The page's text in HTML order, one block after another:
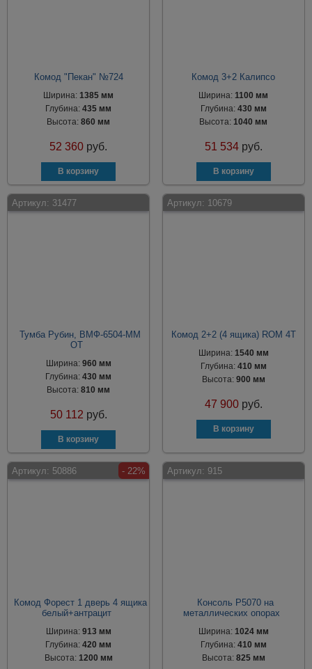
Комод "Пекан" №724
Ширина:1385 мм
Глубина:435 мм
Высота:860 мм
52 360 руб.
Комод 3+2 Калипсо
Ширина:1100 мм
Глубина: 430 мм
Высота:1040 мм
51 534 руб.
Артикул: 31477
Тумба Рубин, ВМФ-6504-ММ
ОТ
Ширина: 960 мм
Глубина:430 мм
Высота:810 мм
50 112 руб.
Артикул: 10679
Комод 2+2 (4 ящика) ROM 4T
Ширина: 1540 мм
Глубина: 410 мм
Высота: 900 мм
47 900 руб.
Артикул: 50886 - 22%
Комод Форест 1 дверь 4 ящика
белый+антрацит
Ширина: 913 мм
Глубина:420 мм
Высота: 1200 мм
Артикул: 915
Консоль P5070 на
металлических опорах
Ширина: 1024 мм
Глубина: 410 мм
Высота: 825 мм